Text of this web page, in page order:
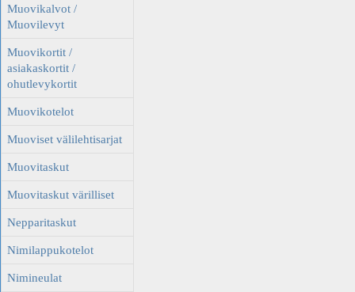
Muovikalvot /
Muovilevyt
Muovikortit /
asiakaskortit /
ohutlevykortit
Muovikotelot
Muoviset välilehtisarjat
Muovitaskut
Muovitaskut värilliset
Nepparitaskut
Nimilappukotelot
Nimineulat